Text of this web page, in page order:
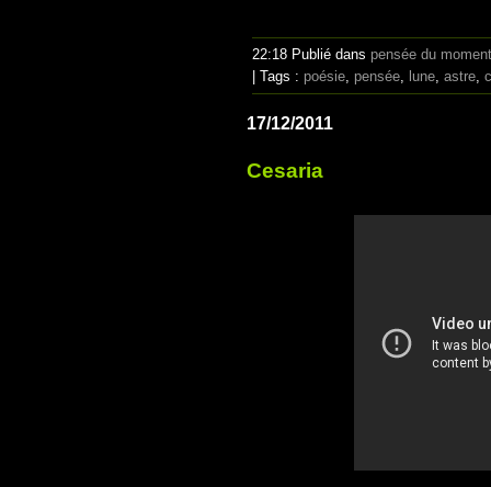
22:18 Publié dans pensée du moment
| Tags : poésie, pensée, lune, astre,
17/12/2011
Cesaria